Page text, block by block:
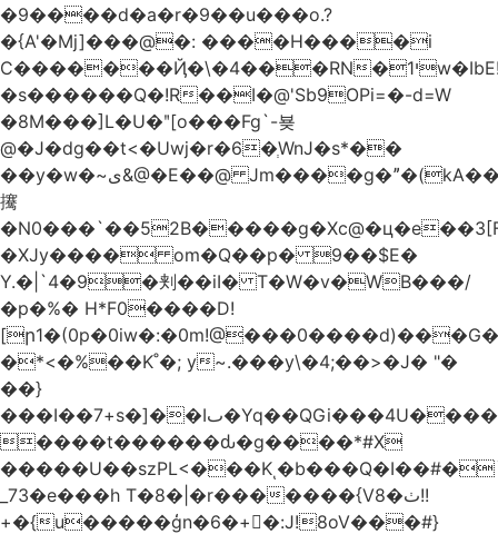
�9����d�a�r�9��u���o.?
�{A'�Mj]���@�: ����H����i
C�������Ҋ�\�4���RN�י1w�IbE!
�s������Q�!R��I�@'Sb9OPi=�-d=W
�8M���]L�U�ʺ[o���Fg`-뵺
@�J�dg��t<�Uwj�r�6�ְWnJ�s*��
��y�w�~ى&@�E��@ Jm����g�ˮ�(kA��b�^"���3���4�q��E$�J���`�%�y�JcX����2��R�,q0��3�
㩷
�XJy���� om�Q��p� 9��$E�
Y.�|`4�9�刾��iI� T�W�v�WB���/
�p�%� H*F0����D!
�*<�%��K˚�; y~.���y\�4;��>�J� "�
��}
���I��7+s�]��Iٮ�Yq��QGi���4U�����
����t������ԃ�g����*#X
_73�e���h T�8�|�r�������{V8�ٺ!!
+�{u�����ģn�6�+�:J!8oV���#}